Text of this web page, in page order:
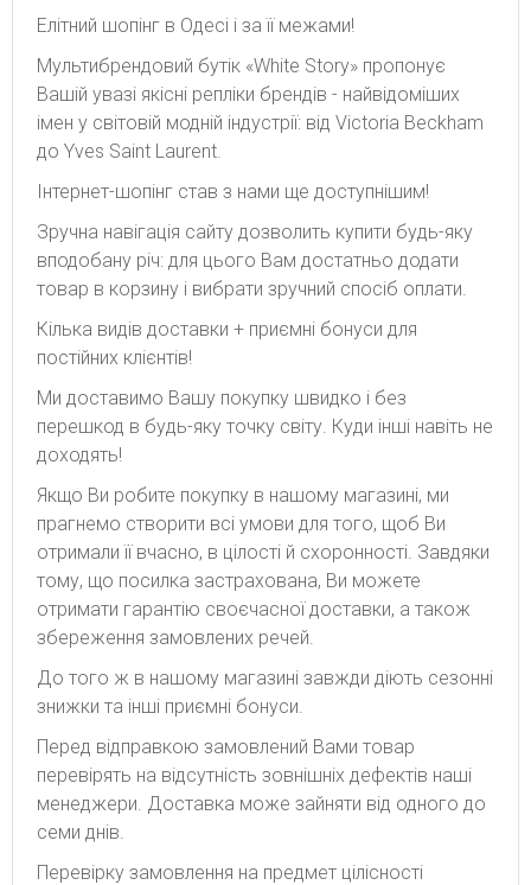
Елітний шопінг в Одесі і за її межами!
Мультибрендовий бутік «White Story» пропонує
Вашій увазі якісні репліки брендів - найвідоміших
імен у світовій модній індустрії: від Victoria Beckham
до Yves Saint Laurent.
Інтернет-шопінг став з нами ще доступнішим!
Зручна навігація сайту дозволить купити будь-яку
вподобану річ: для цього Вам достатньо додати
товар в корзину і вибрати зручний спосіб оплати.
Кілька видів доставки + приємні бонуси для
постійних клієнтів!
Ми доставимо Вашу покупку швидко і без
перешкод в будь-яку точку світу. Куди інші навіть не
доходять!
Якщо Ви робите покупку в нашому магазині, ми
прагнемо створити всі умови для того, щоб Ви
отримали її вчасно, в цілості й схоронності. Завдяки
тому, що посилка застрахована, Ви можете
отримати гарантію своєчасної доставки, а також
збереження замовлених речей.
До того ж в нашому магазині завжди діють сезонні
знижки та інші приємні бонуси.
Перед відправкою замовлений Вами товар
перевірять на відсутність зовнішніх дефектів наші
менеджери. Доставка може зайняти від одного до
семи днів.
Перевірку замовлення на предмет цілісності